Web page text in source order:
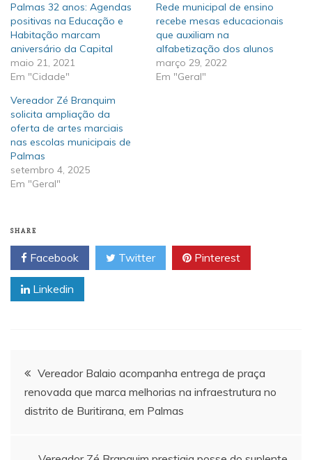
Palmas 32 anos: Agendas
positivas na Educação e
Habitação marcam
aniversário da Capital
maio 21, 2021
Em "Cidade"
Rede municipal de ensino
recebe mesas educacionais
que auxiliam na
alfabetização dos alunos
março 29, 2022
Em "Geral"
Vereador Zé Branquim
solicita ampliação da
oferta de artes marciais
nas escolas municipais de
Palmas
setembro 4, 2025
Em "Geral"
SHARE
Facebook Twitter Pinterest
Linkedin
Navegação
de
Vereador Balaio acompanha entrega de praça
renovada que marca melhorias na infraestrutura no
distrito de Buritirana, em Palmas